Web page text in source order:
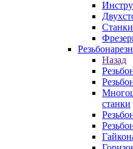
Назад
станки